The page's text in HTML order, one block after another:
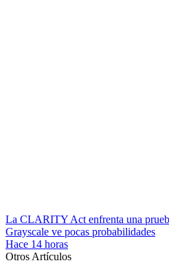
La CLARITY Act enfrenta una
Grayscale ve pocas probabilidades
Hace 14 horas
Otros Artículos